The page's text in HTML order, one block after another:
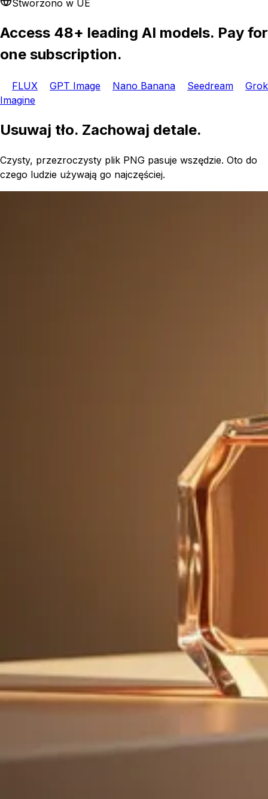
Stworzono w UE
Access 48+ leading AI models. Pay for
one subscription.
FLUX GPT Image Nano Banana Seedream
Grok
Imagine
Usuwaj tło. Zachowaj detale.
Czysty, przezroczysty plik PNG pasuje wszędzie. Oto do
czego ludzie używają go najczęściej.